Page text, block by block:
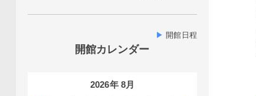
▶ 開館日程
開館カレンダー
2026年 8月